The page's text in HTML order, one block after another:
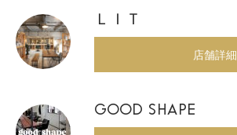
ＬＩＴ
店舗詳細
GOOD SHAPE